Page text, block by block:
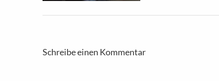
Schreibe einen Kommentar